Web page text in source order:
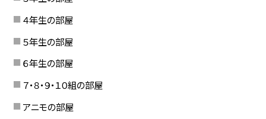
４年生の部屋
５年生の部屋
６年生の部屋
７・８・９・１０組の部屋
アニモの部屋